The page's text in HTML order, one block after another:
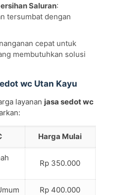
Saluran:
tersumbat dengan
cepat untuk
membutuhkan solusi
wc Utan Kayu
layanan jasa sedot wc
Harga Mulai
Rp 350.000
Rp 400.000